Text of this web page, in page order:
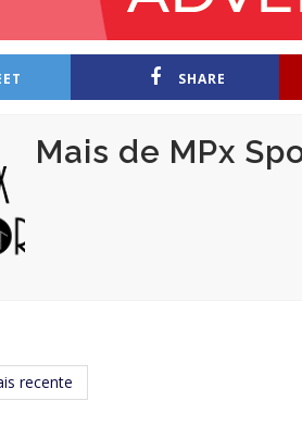
SHARE
Mais de MPx
recente